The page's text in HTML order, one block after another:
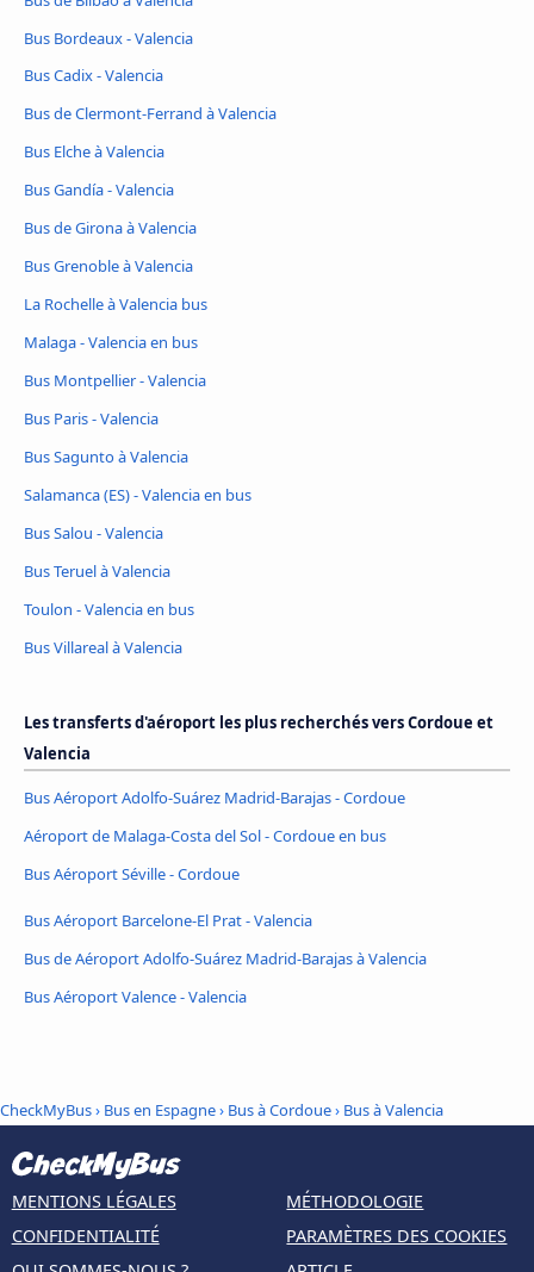
Bus Bordeaux - Valencia
Bus Cadix - Valencia
Bus de Clermont-Ferrand à Valencia
Bus Elche à Valencia
Bus Gandía - Valencia
Bus de Girona à Valencia
Bus Grenoble à Valencia
La Rochelle à Valencia bus
Malaga - Valencia en bus
Bus Montpellier - Valencia
Bus Paris - Valencia
Bus Sagunto à Valencia
Salamanca (ES) - Valencia en bus
Bus Salou - Valencia
Bus Teruel à Valencia
Toulon - Valencia en bus
Bus Villareal à Valencia
Les transferts d'aéroport les plus recherchés vers Cordoue et
Valencia
Bus Aéroport Adolfo-Suárez Madrid-Barajas - Cordoue
Aéroport de Malaga-Costa del Sol - Cordoue en bus
Bus Aéroport Séville - Cordoue
Bus Aéroport Barcelone-El Prat - Valencia
Bus de Aéroport Adolfo-Suárez Madrid-Barajas à Valencia
Bus Aéroport Valence - Valencia
CheckMyBus› Bus en Espagne› Bus à Cordoue› Bus à Valencia
MENTIONS LÉGALES
CONFIDENTIALITÉ
MÉTHODOLOGIE
PARAMÈTRES DES COOKIES